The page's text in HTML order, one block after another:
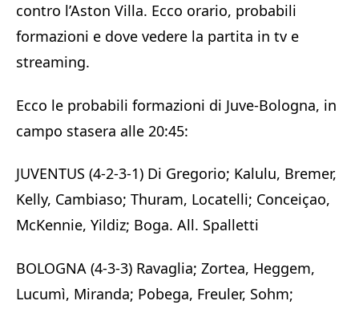
contro l’Aston Villa. Ecco orario, probabili
formazioni e dove vedere la partita in tv e
streaming.
Ecco le probabili formazioni di Juve-Bologna, in
campo stasera alle 20:45:
JUVENTUS (4-2-3-1) Di Gregorio; Kalulu, Bremer,
Kelly, Cambiaso; Thuram, Locatelli; Conceiçao,
McKennie, Yildiz; Boga. All. Spalletti
BOLOGNA (4-3-3) Ravaglia; Zortea, Heggem,
Lucumì, Miranda; Pobega, Freuler, Sohm;